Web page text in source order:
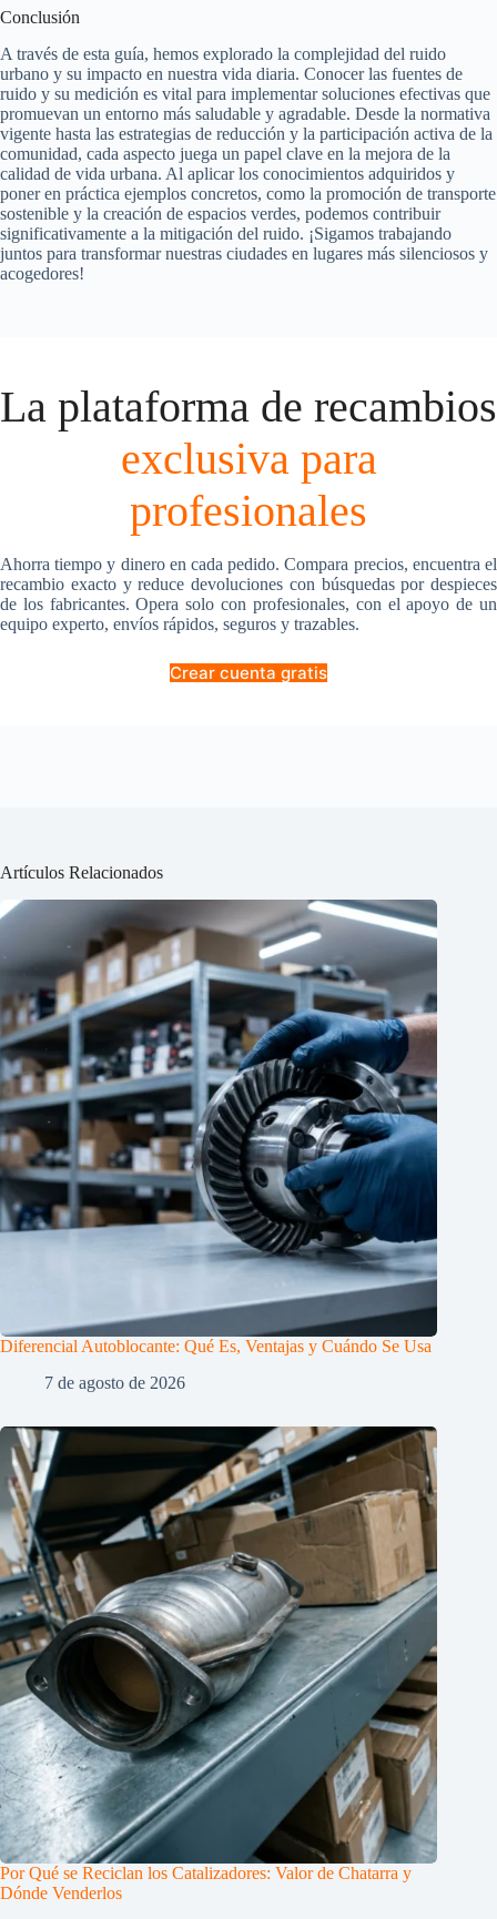
Conclusión
A través de esta guía, hemos explorado la complejidad del ruido
urbano y su impacto en nuestra vida diaria. Conocer las fuentes de
ruido y su medición es vital para implementar soluciones efectivas que
promuevan un entorno más saludable y agradable. Desde la normativa
vigente hasta las estrategias de reducción y la participación activa de la
comunidad, cada aspecto juega un papel clave en la mejora de la
calidad de vida urbana. Al aplicar los conocimientos adquiridos y
poner en práctica ejemplos concretos, como la promoción de transporte
sostenible y la creación de espacios verdes, podemos contribuir
significativamente a la mitigación del ruido. ¡Sigamos trabajando
juntos para transformar nuestras ciudades en lugares más silenciosos y
acogedores!
La plataforma de recambios
exclusiva para
profesionales
Ahorra tiempo y dinero en cada pedido. Compara precios, encuentra el
recambio exacto y reduce devoluciones con búsquedas por despieces
de los fabricantes. Opera solo con profesionales, con el apoyo de un
equipo experto, envíos rápidos, seguros y trazables.
Crear cuenta gratis
Artículos Relacionados
Diferencial Autoblocante: Qué Es, Ventajas y Cuándo Se Usa
7 de agosto de 2026
Por Qué se Reciclan los Catalizadores: Valor de Chatarra y
Dónde Venderlos